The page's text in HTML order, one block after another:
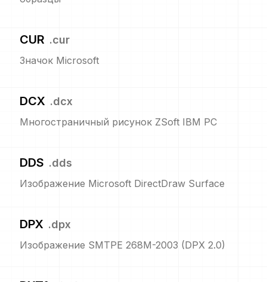
CUR .cur
Значок Microsoft
DCX .dcx
Многостраничный рисунок ZSoft IBM PC
DDS .dds
Изображение Microsoft DirectDraw Surface
DPX .dpx
Изображение SMTPE 268M-2003 (DPX 2.0)